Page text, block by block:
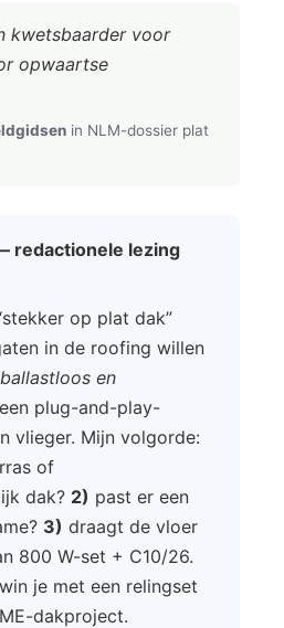
kwetsbaarder voor
opwaartse
in NLM-dossier plat
redactionele lezing
op plat dak”
in de roofing willen
ballastloos en
plug-and-play-
vlieger. Mijn volgorde:
of
dak? 2) past er een
3) draagt de vloer
800 W-set + C10/26.
je met een relingset
dakproject.